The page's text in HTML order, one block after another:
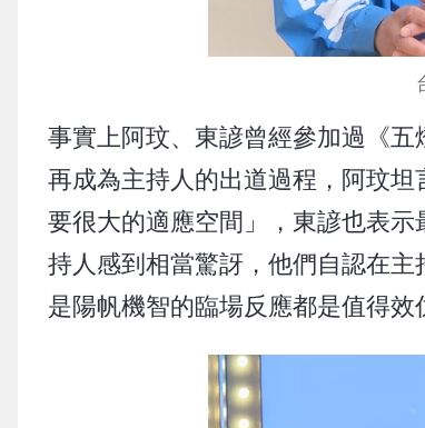
事實上阿玟、東諺曾經參加過《
再成為主持人的出道過程，阿玟
要很大的適應空間」，東諺也表
持人感到相當驚訝，他們自認在
是陽帆機智的臨場反應都是值得效